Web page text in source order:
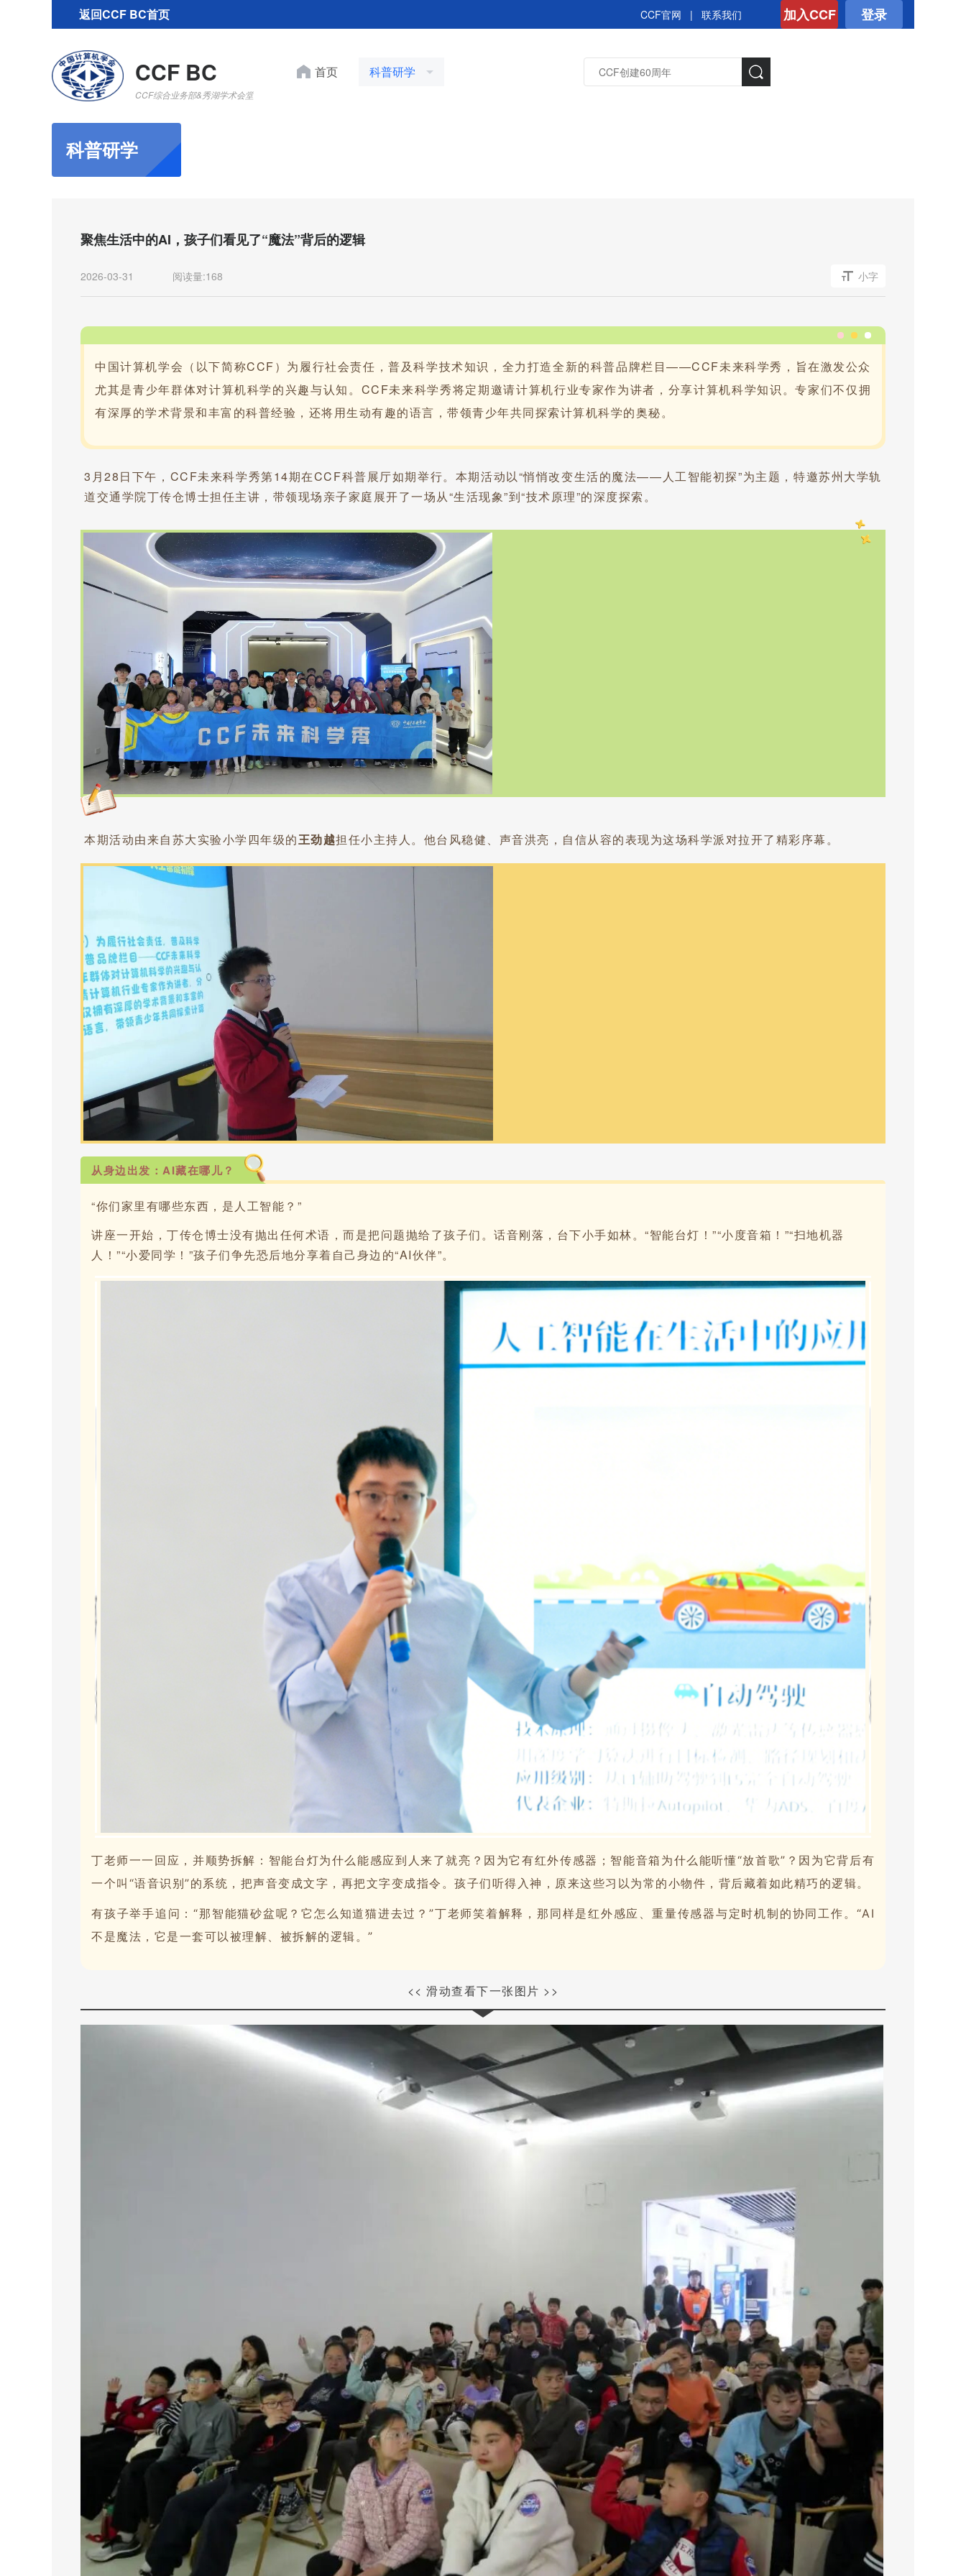
返回CCF BC首页 加入CCF 登录
CCF官网 | 联系我们
CCF BC
CCF综合业务部&秀湖学术会堂
首页 科普研学
科普研学
聚焦生活中的AI，孩子们看见了“魔法”背后的逻辑
2026-03-31 阅读量:168 小字
中国计算机学会（以下简称CCF）为履行社会责任，普及科学技术知识，全力打造全新的科普品牌栏目——CCF未来科学秀，旨在激发公众
尤其是青少年群体对计算机科学的兴趣与认知。CCF未来科学秀将定期邀请计算机行业专家作为讲者，分享计算机科学知识。专家们不仅拥
有深厚的学术背景和丰富的科普经验，还将用生动有趣的语言，带领青少年共同探索计算机科学的奥秘。
3月28日下午，CCF未来科学秀第14期在CCF科普展厅如期举行。本期活动以“悄悄改变生活的魔法——人工智能初探”为主题，特邀苏州大学轨
道交通学院丁传仓博士担任主讲，带领现场亲子家庭展开了一场从“生活现象”到“技术原理”的深度探索。
本期活动由来自苏大实验小学四年级的王劲越担任小主持人。他台风稳健、声音洪亮，自信从容的表现为这场科学派对拉开了精彩序幕。
从身边出发：AI藏在哪儿？
“你们家里有哪些东西，是人工智能？”
讲座一开始，丁传仓博士没有抛出任何术语，而是把问题抛给了孩子们。话音刚落，台下小手如林。“智能台灯！”“小度音箱！”“扫地机器
人！”“小爱同学！”孩子们争先恐后地分享着自己身边的“AI伙伴”。
丁老师一一回应，并顺势拆解：智能台灯为什么能感应到人来了就亮？因为它有红外传感器；智能音箱为什么能听懂“放首歌”？因为它背后有
一个叫“语音识别”的系统，把声音变成文字，再把文字变成指令。孩子们听得入神，原来这些习以为常的小物件，背后藏着如此精巧的逻辑。
有孩子举手追问：“那智能猫砂盆呢？它怎么知道猫进去过？”丁老师笑着解释，那同样是红外感应、重量传感器与定时机制的协同工作。“AI
不是魔法，它是一套可以被理解、被拆解的逻辑。”
<< 滑动查看下一张图片 >>